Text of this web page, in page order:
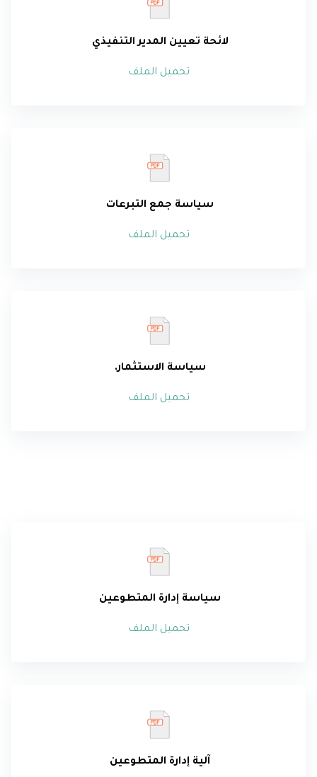
لائحة تعيين المدير التنفيذي
تحميل الملف
سياسة جمع التبرعات
تحميل الملف
سياسة الاستثمار.
تحميل الملف
سياسة إدارة المتطوعين
تحميل الملف
آلية إدارة المتطوعين